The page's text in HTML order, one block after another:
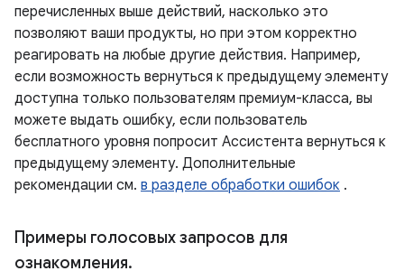
перечисленных выше действий, насколько это
позволяют ваши продукты, но при этом корректно
реагировать на любые другие действия. Например,
если возможность вернуться к предыдущему элементу
доступна только пользователям премиум-класса, вы
можете выдать ошибку, если пользователь
бесплатного уровня попросит Ассистента вернуться к
предыдущему элементу. Дополнительные
рекомендации см. в разделе обработки ошибок .
Примеры голосовых запросов для
ознакомления.